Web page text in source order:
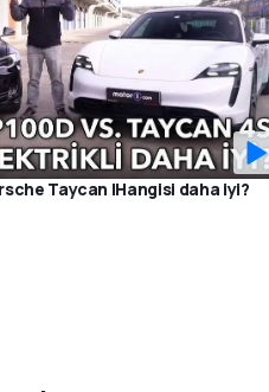
Taycan |Hangisi daha iyi?